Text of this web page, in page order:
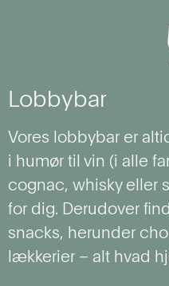
Lobbybar
Vores lobbybar er
i humør til vin (i alle
cognac, whisky eller
for dig. Derudover
snacks, herunder
lækkerier – alt hvad